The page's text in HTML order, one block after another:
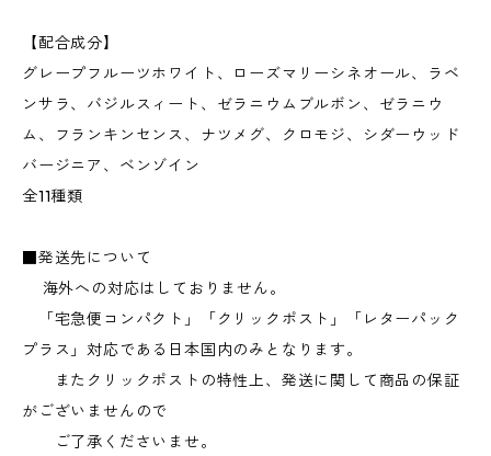
【配合成分】
グレープフルーツホワイト、ローズマリーシネオール、ラベ
ンサラ、バジルスィート、ゼラニウムブルボン、ゼラニウ
ム、フランキンセンス、ナツメグ、クロモジ、シダーウッド
バージニア、ベンゾイン
全11種類
■発送先について
海外への対応はしておりません。
「宅急便コンパクト」「クリックポスト」「レターパック
プラス」対応である日本国内のみとなります。
またクリックポストの特性上、発送に関して商品の保証
がございませんので
ご了承くださいませ。